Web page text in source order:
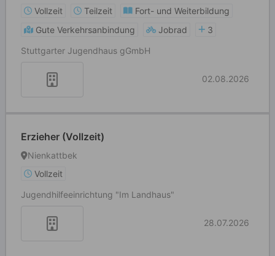
Vollzeit
Teilzeit
Fort- und Weiterbildung
Gute Verkehrsanbindung
Jobrad
3
Stuttgarter Jugendhaus gGmbH
02.08.2026
Erzieher (Vollzeit)
Nienkattbek
Vollzeit
Jugendhilfeeinrichtung "Im Landhaus"
28.07.2026